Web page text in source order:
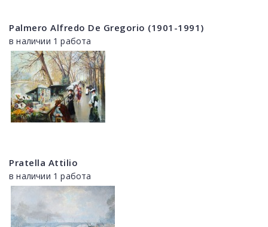
Palmero Alfredo De Gregorio (1901-1991)
в наличии 1 работа
Pratella Attilio
в наличии 1 работа